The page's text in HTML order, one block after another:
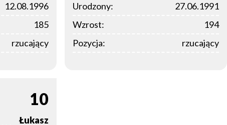
12.08.1996
185
rzucający
Urodzony:
27.06.1991
Wzrost:
194
Pozycja:
rzucający
10
Łukasz